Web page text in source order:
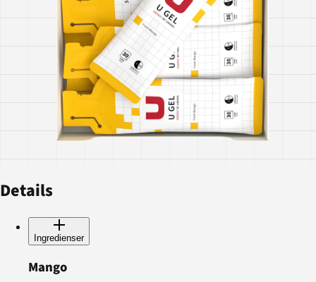
Details
Ingredienser
Mango